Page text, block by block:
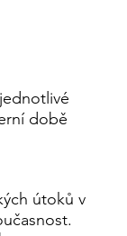
době
útoků v